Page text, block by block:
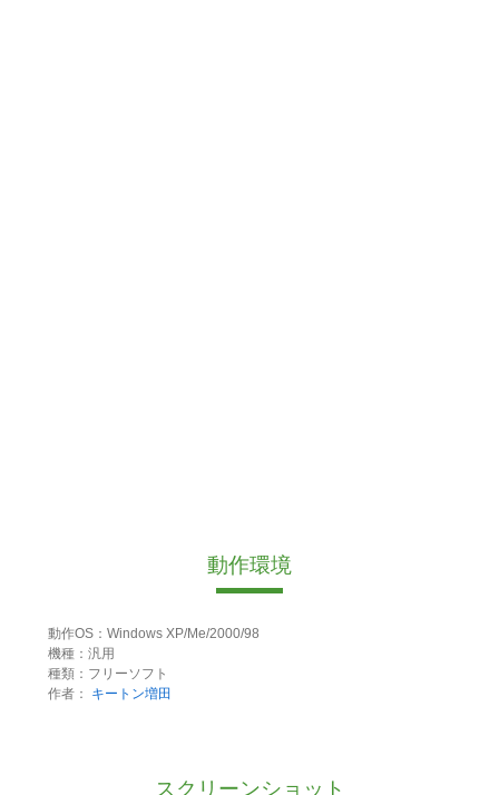
動作環境
動作OS：Windows XP/Me/2000/98
機種：汎用
種類：フリーソフト
作者：
キートン増田
スクリーンショット